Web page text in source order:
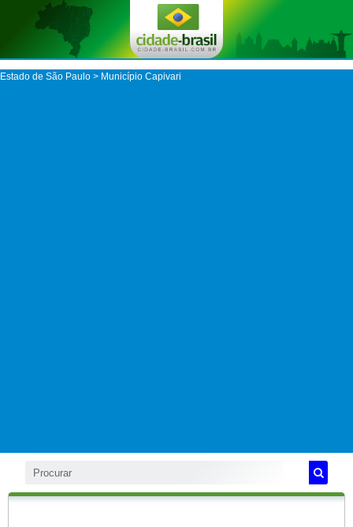
Estado de São Paulo > Município Capivari